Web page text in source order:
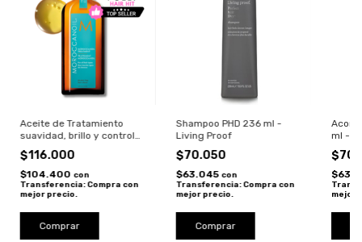
Aceite de Tratamiento
suavidad, brillo y control
de frizz Moroccanoil 100 ml
$116.000
$104.400 con
Transferencia: Compra con
mejor precio.
Shampoo PHD 236 ml -
Living Proof
$70.050
$63.045 con
Transferencia: Compra con
mejor precio.
ml -
mejor